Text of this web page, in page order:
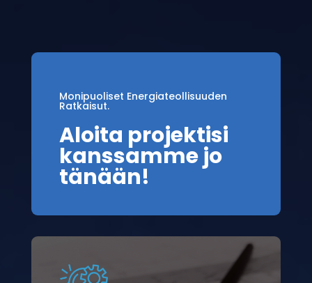
Monipuoliset Energiateollisuuden
Ratkaisut.
Aloita projektisi
kanssamme jo
tänään!